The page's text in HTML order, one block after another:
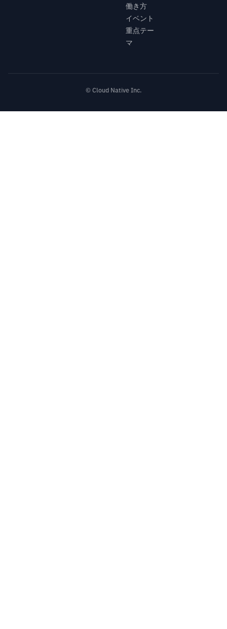
働き方
イベント
重点テー
マ
© Cloud Native Inc.